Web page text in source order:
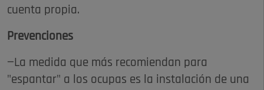
cuenta propia.
Prevenciones
—La medida que más recomiendan para
"espantar" a los ocupas es la instalación de una